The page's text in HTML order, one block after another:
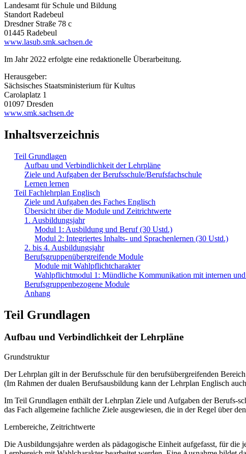
Landesamt für Schule und Bildung
Standort Radebeul
Dresdner Straße 78 c
01445 Radebeul
www.lasub.smk.sachsen.de
Im Jahr 2022 erfolgte eine redaktionelle Überarbeitung.
Herausgeber:
Sächsisches Staatsministerium für Kultus
Carolaplatz 1
01097 Dresden
www.smk.sachsen.de
Inhaltsverzeichnis
Teil Grundlagen
Aufbau und Verbindlichkeit der Lehrpläne
Ziele und Aufgaben der Berufsschule/Berufsfachschule
Lernen lernen
Teil Fachlehrplan Englisch
Ziele und Aufgaben des Faches Englisch
Übersicht über die Module und Zeitrichtwerte
1. Ausbildungsjahr
Modul 1: Ausbildung und Beruf (30 Ustd.)
Modul 2: Integriertes Inhalts- und Sprachenlernen (30 Ustd.)
2. bis 4. Ausbildungsjahr
Berufsgruppenübergreifende Module
Module mit Wahlpflichtcharakter
Wahlpflichtmodul 1: Mündliche Kommunikation mit internen
Berufsgruppenbezogene Module
Anhang
Teil Grundlagen
Aufbau und Verbindlichkeit der Lehrpläne
Grundstruktur
Der Lehrplan gilt in der Berufsschule für den berufsübergreifenden
(Im Rahmen der dualen Berufsausbildung kann der Lehrplan Englisch
Im Teil Grundlagen enthält der Lehrplan Ziele und Aufgaben der Berufs-
das Fach allgemeine fachliche Ziele ausgewiesen, die in der Regel über
Lernbereiche, Zeitrichtwerte
Die Ausbildungsjahre werden als pädagogische Einheit aufgefasst, für